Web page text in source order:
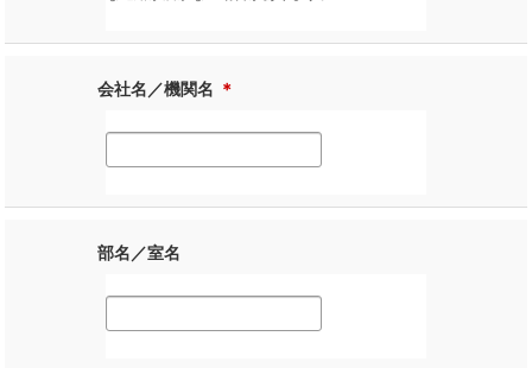
会社名／機関名 ＊
部名／室名